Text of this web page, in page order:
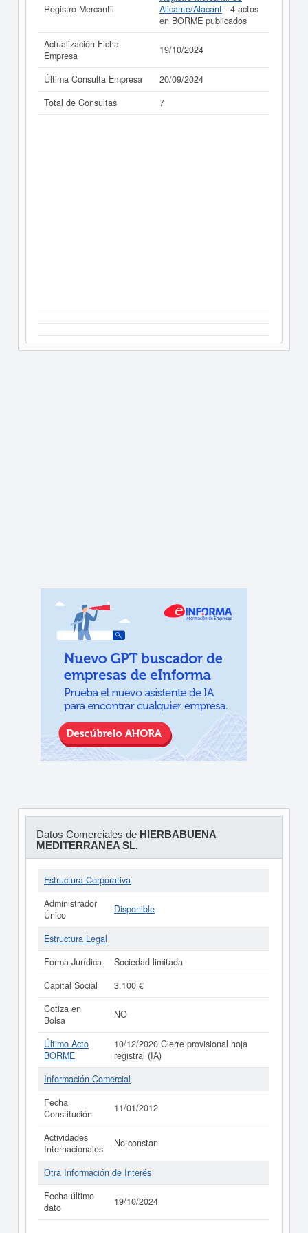
Registro Mercantil
Alicante/Alacant - 4 actos
en BORME publicados
Actualización Ficha
Empresa
19/10/2024
Última Consulta Empresa
20/09/2024
Total de Consultas
7
Datos Comerciales de HIERBABUENA
MEDITERRANEA SL.
Estructura Corporativa
Administrador
Único
Disponible
Estructura Legal
Forma Jurídica
Sociedad limitada
Capital Social
3.100 €
Cotiza en
Bolsa
NO
Último Acto
BORME
10/12/2020 Cierre provisional hoja
registral (IA)
Información Comercial
Fecha
Constitución
11/01/2012
Actividades
Internacionales
No constan
Otra Información de Interés
Fecha último
dato
19/10/2024